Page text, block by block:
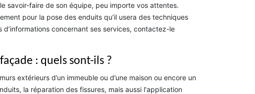
savoir-faire de son équipe, peu importe vos attentes.
pour la pose des enduits qu’il usera des techniques
concernant ses services, contactez-le
: quels sont-ils ?
extérieurs d’un immeuble ou d’une maison ou encore un
la réparation des fissures, mais aussi l'application